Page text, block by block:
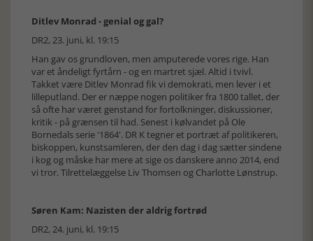
Ditlev Monrad - genial og gal?
DR2, 23. juni, kl. 19:15
Han gav os grundloven, men amputerede vores rige. Han
var et åndeligt fyrtårn - og en martret sjæl. Altid i tvivl.
Takket være Ditlev Monrad fik vi demokrati, men lever i et
lilleputland. Der er næppe nogen politiker fra 1800 tallet, der
så ofte har været genstand for fortolkninger, diskussioner,
kritik - på grænsen til had. Senest i kølvandet på Ole
Bornedals serie '1864'. DR K tegner et portræt af politikeren,
biskoppen, kunstsamleren, der den dag i dag sætter sindene
i kog og måske har mere at sige os danskere anno 2014, end
vi tror. Tilrettelæggelse Liv Thomsen og Charlotte Lønstrup.
Søren Kam: Nazisten der aldrig fortrød
DR2, 24. juni, kl. 19:15